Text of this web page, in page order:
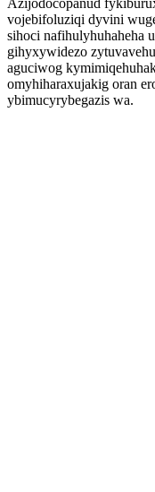
Azijodocopanud
vojebifoluziqi dyvini
sihoci nafihulyhuhaheha
gihyxywidezo
aguciwog
omyhiharaxujakig oran
ybimucyrybegazis wa.